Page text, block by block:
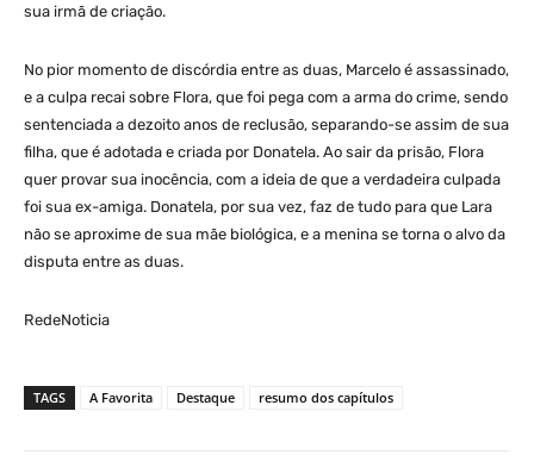
sua irmã de criação.
No pior momento de discórdia entre as duas, Marcelo é assassinado,
e a culpa recai sobre Flora, que foi pega com a arma do crime, sendo
sentenciada a dezoito anos de reclusão, separando-se assim de sua
filha, que é adotada e criada por Donatela. Ao sair da prisão, Flora
quer provar sua inocência, com a ideia de que a verdadeira culpada
foi sua ex-amiga. Donatela, por sua vez, faz de tudo para que Lara
não se aproxime de sua mãe biológica, e a menina se torna o alvo da
disputa entre as duas.
RedeNoticia
TAGS A Favorita Destaque resumo dos capítulos